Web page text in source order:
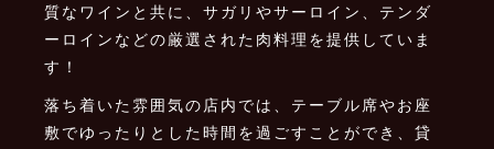
質なワインと共に、サガリやサーロイン、テンダ
ーロインなどの厳選された肉料理を提供していま
す！
落ち着いた雰囲気の店内では、テーブル席やお座
敷でゆったりとした時間を過ごすことができ、貸